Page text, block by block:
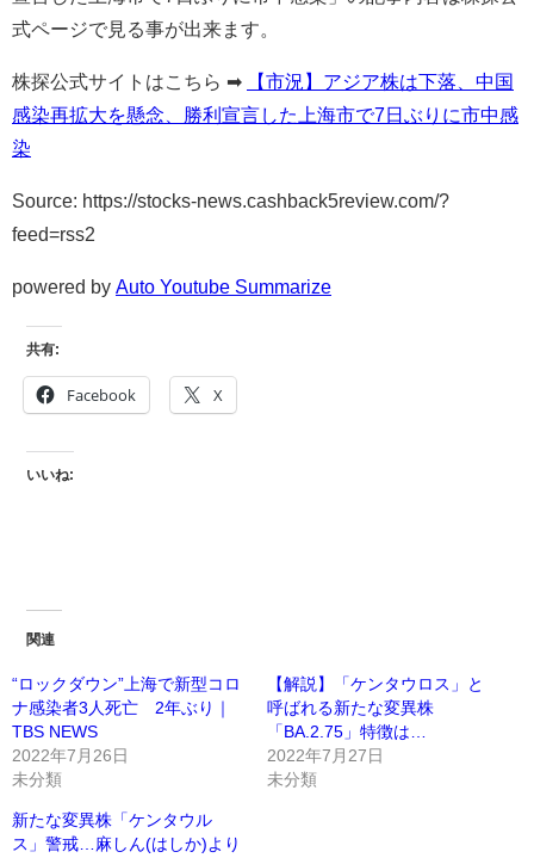
式ページで見る事が出来ます。
株探公式サイトはこちら ➡
【市況】アジア株は下落、中国
感染再拡大を懸念、勝利宣言した上海市で7日ぶりに市中感
染
Source: https://stocks-news.cashback5review.com/?
feed=rss2
powered by Auto Youtube Summarize
共有:
Facebook X
いいね:
関連
“ロックダウン”上海で新型コロ
ナ感染者3人死亡 2年ぶり｜
TBS NEWS
2022年7月26日
未分類
【解説】「ケンタウロス」と
呼ばれる新たな変異株
「BA.2.75」特徴は…
2022年7月27日
未分類
新たな変異株「ケンタウル
ス」警戒…麻しん(はしか)より